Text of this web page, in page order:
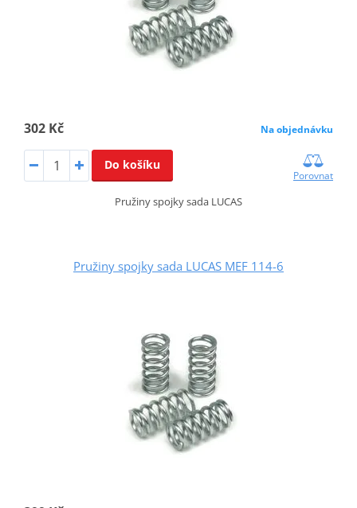
302 Kč Na objednávku
Do košíku
Porovnat
Pružiny spojky sada LUCAS
Pružiny spojky sada LUCAS MEF 114-6